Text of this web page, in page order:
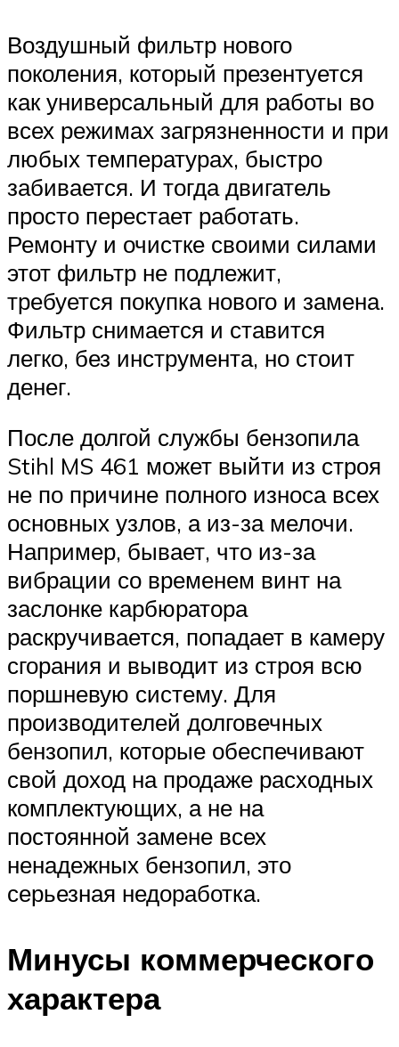
Воздушный фильтр нового
поколения, который презентуется
как универсальный для работы во
всех режимах загрязненности и при
любых температурах, быстро
забивается. И тогда двигатель
просто перестает работать.
Ремонту и очистке своими силами
этот фильтр не подлежит,
требуется покупка нового и замена.
Фильтр снимается и ставится
легко, без инструмента, но стоит
денег.
После долгой службы бензопила
Stihl MS 461 может выйти из строя
не по причине полного износа всех
основных узлов, а из-за мелочи.
Например, бывает, что из-за
вибрации со временем винт на
заслонке карбюратора
раскручивается, попадает в камеру
сгорания и выводит из строя всю
поршневую систему. Для
производителей долговечных
бензопил, которые обеспечивают
свой доход на продаже расходных
комплектующих, а не на
постоянной замене всех
ненадежных бензопил, это
серьезная недоработка.
Минусы коммерческого
характера